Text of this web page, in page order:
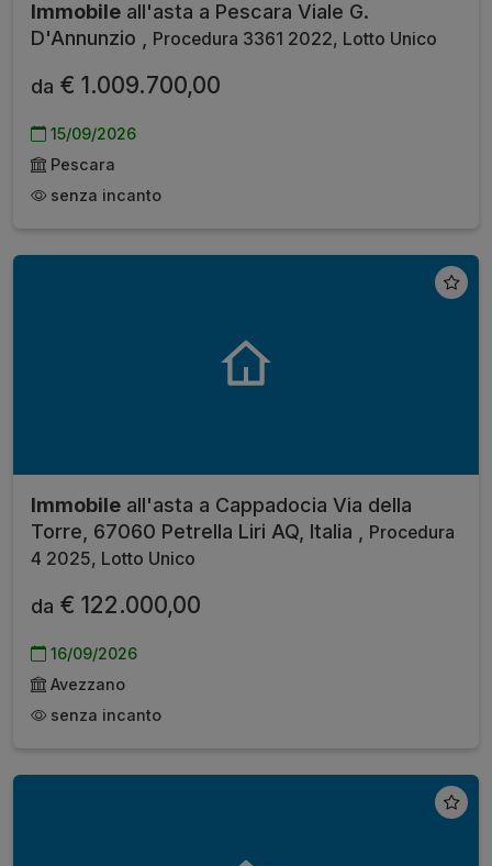
Immobile all'asta a Pescara Viale G.
D'Annunzio ,
Procedura 3361 2022, Lotto Unico
da € 1.009.700,00
15/09/2026
Pescara
senza incanto
Immobile all'asta a Cappadocia Via della
Torre, 67060 Petrella Liri AQ, Italia ,
Procedura
4 2025, Lotto Unico
da € 122.000,00
16/09/2026
Avezzano
senza incanto